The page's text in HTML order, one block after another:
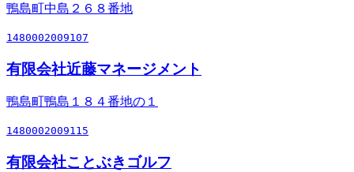
鴨島町中島２６８番地
1480002009107
有限会社近藤マネージメント
鴨島町鴨島１８４番地の１
1480002009115
有限会社ことぶきゴルフ